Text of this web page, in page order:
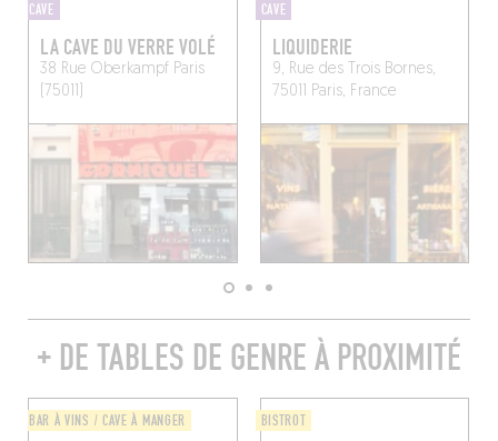
CAVE
LA CAVE DU VERRE VOLÉ
38 Rue OberkampfParis
(75011)
CAVE
LIQUIDERIE
9, Rue des Trois Bornes,
75011 Paris, France
+ DE TABLES DE GENRE À PROXIMITÉ
BAR À VINS / CAVE À MANGER BISTROT